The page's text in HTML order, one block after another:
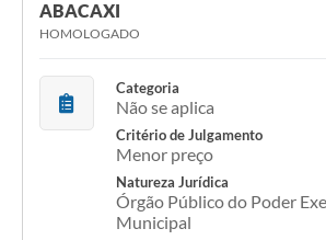
Contato
A Prefeitura
A Nossa Cidade
Enfrentando o COVID-19
ABACAXI
HOMOLOGADO
Categoria
Não se aplica
Critério de Julgamento
Menor preço
Natureza Jurídica
Órgão Público do Poder
Municipal